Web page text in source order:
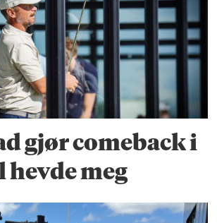
gjør comeback i
hevde meg